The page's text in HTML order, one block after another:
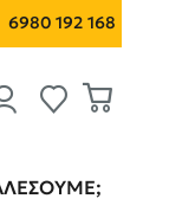
6980 192 168